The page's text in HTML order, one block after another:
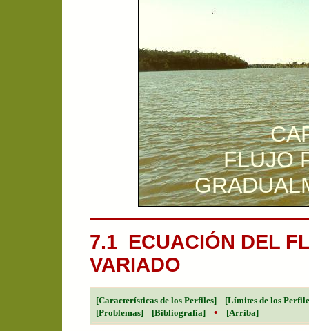
FLUJO
7.1 ECUACIÓN DEL
VARIADO
[Características de los Perfiles]
[Límites de los
[Problemas]
[Bibliografía] • [Arriba]